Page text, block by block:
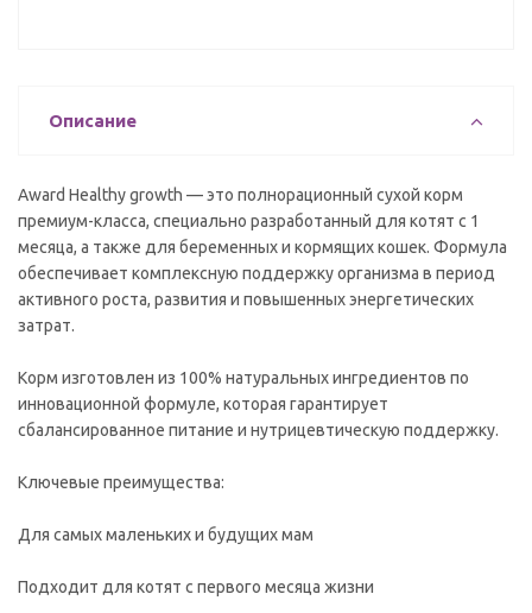
Описание
Award Healthy growth — это полнорационный сухой корм
премиум-класса, специально разработанный для котят с 1
месяца, а также для беременных и кормящих кошек. Формула
обеспечивает комплексную поддержку организма в период
активного роста, развития и повышенных энергетических
затрат.
Корм изготовлен из 100% натуральных ингредиентов по
инновационной формуле, которая гарантирует
сбалансированное питание и нутрицевтическую поддержку.
Ключевые преимущества:
Для самых маленьких и будущих мам
Подходит для котят с первого месяца жизни